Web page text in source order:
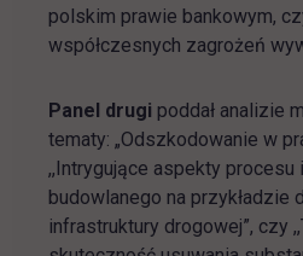
polskim prawie bankowym,
współczesnych zagrożeń
Panel drugi poddał analizie
tematy: „Odszkodowanie w
,,Intrygujące aspekty procesu
budowlanego na przykładzie
infrastruktury drogowej”, czy